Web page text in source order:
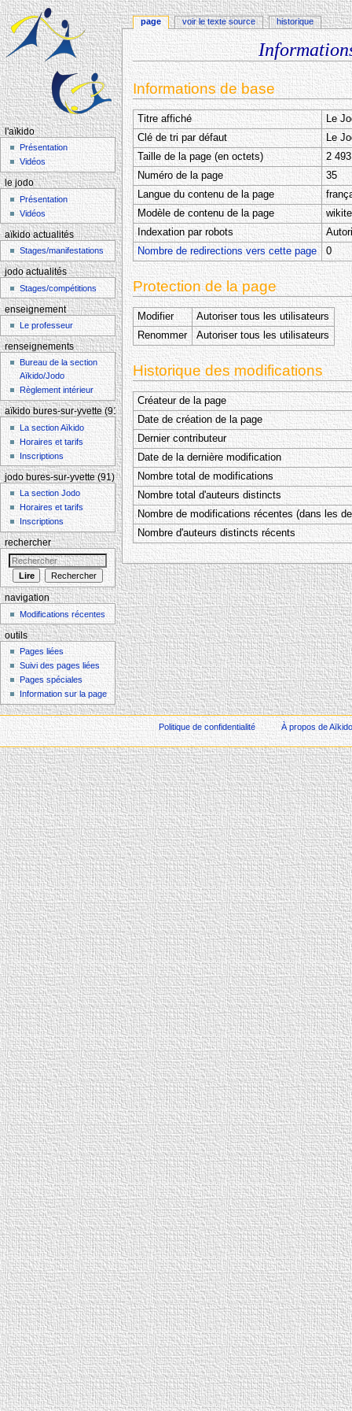
Aller à : navigation,rechercher
Informations de base
Titre affiché
Le
Clé de tri par défaut
Le
Taille de la page (en octets)
2 493
Numéro de la page
35
Langue du contenu de la page
Modèle de contenu de la page
Indexation par robots
Nombre de redirections vers cette page
0
Protection de la page
Modifier
Autoriser tous les utilisateurs
Renommer
Autoriser tous les utilisateurs
Historique des modifications
Créateur de la page
Date de création de la page
Dernier contributeur
Date de la dernière modification
Nombre total de modifications
Nombre total d'auteurs distincts
Nombre de modifications récentes (dans les
Nombre d'auteurs distincts récents
page voir le texte source historique
l'aïkido
Présentation
Vidéos
le jodo
Présentation
Vidéos
aïkido actualités
Stages/manifestations
jodo actualités
Stages/compétitions
enseignement
Le professeur
renseignements
Bureau de la section
Aïkido/Jodo
Règlement intérieur
aïkido bures-sur-yvette (91)
La section Aïkido
Horaires et tarifs
Inscriptions
jodo bures-sur-yvette (91)
La section Jodo
Horaires et tarifs
Inscriptions
rechercher
navigation
Modifications récentes
outils
Pages liées
Suivi des pages liées
Pages spéciales
Information sur la page
Politique de confidentialité À propos de